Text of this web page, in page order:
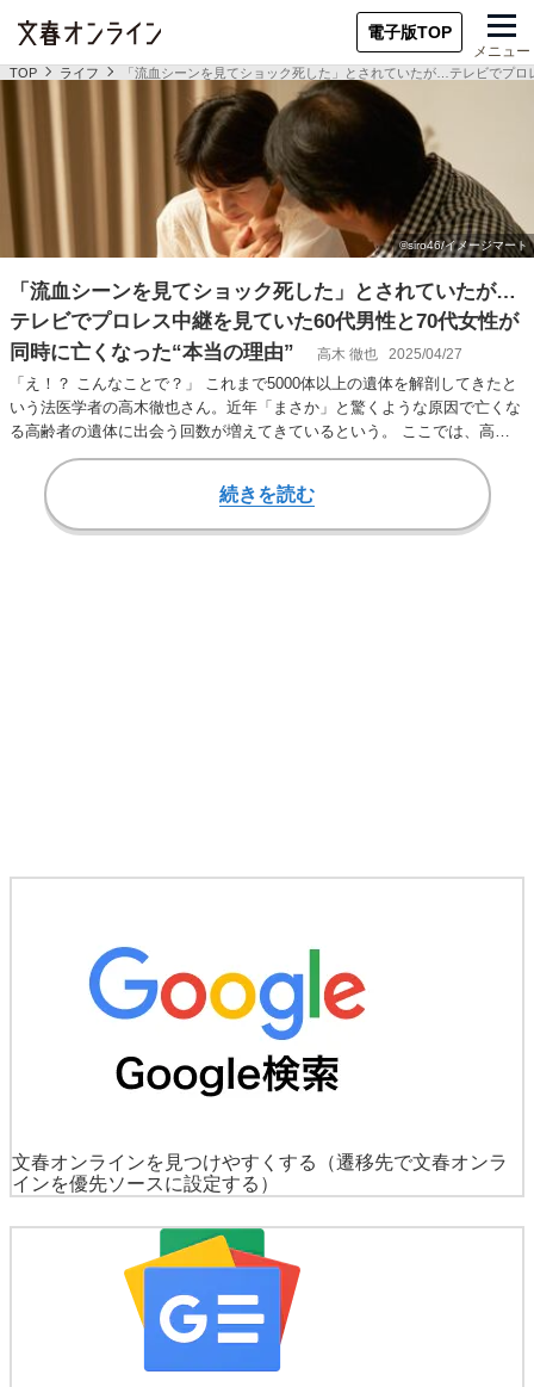
電子版TOP
メニュー
TOP ライフ 「流血シーンを見てショック死した」とされていたが…テレビでプ
「流血シーンを見てショック死した」とされていたが…
テレビでプロレス中継を見ていた60代男性と70代女性が
同時に亡くなった“本当の理由”
高木 徹也 2025/04/27
「え！？ こんなことで？」 これまで5000体以上の遺体を解剖してきたと
いう法医学者の高木徹也さん。近年「まさか」と驚くような原因で亡くな
る高齢者の遺体に出会う回数が増えてきているという。 ここでは、高木
さんの著書『…
続きを読む
文春オンラインを見つけやすくする
（遷移先で文春オンラ
インを優先ソースに設定する）